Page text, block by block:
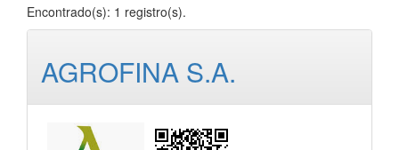
Encontrado(s): 1 registro(s).
AGROFINA S.A.